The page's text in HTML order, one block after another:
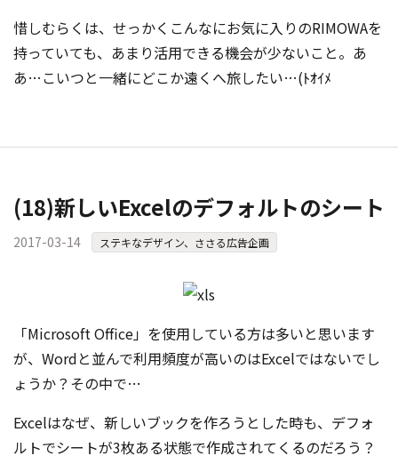
惜しむらくは、せっかくこんなにお気に入りのRIMOWAを
持っていても、あまり活用できる機会が少ないこと。あ
あ…こいつと一緒にどこか遠くへ旅したい…(ﾄｵｲﾒ
(18)新しいExcelのデフォルトのシート
2017-03-14 ステキなデザイン、ささる広告企画
「Microsoft Office」を使用している方は多いと思います
が、Wordと並んで利用頻度が高いのはExcelではないでし
ょうか？その中で…
Excelはなぜ、新しいブックを作ろうとした時も、デフォ
ルトでシートが3枚ある状態で作成されてくるのだろう？